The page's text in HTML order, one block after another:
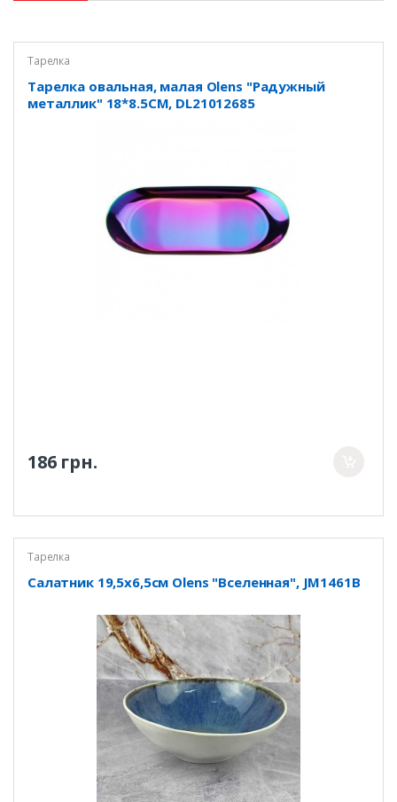
Тарелка
Тарелка овальная, малая Olens "Радужный
металлик" 18*8.5CM, DL21012685
186 грн.
Тарелка
Салатник 19,5х6,5см Olens "Вселенная", JM1461B